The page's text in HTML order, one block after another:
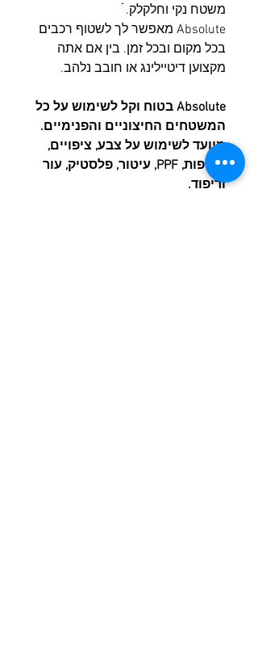
משטח נקי וחלקלק. ֿ
Absolute מאפשר לך לשטוף רכבים
בכל מקום ובכל זמן. בין אם אתה
מקצוען דיטיילינג או חובב נלהב.
Absolute בטוח וקל לשימוש על כל
המשטחים החיצוניים והפנימיים.
מיועד לשימוש על צבע, ציפויים,
עטיפות, PPF, עיטור, פלסטיק, עור
וריפוד.